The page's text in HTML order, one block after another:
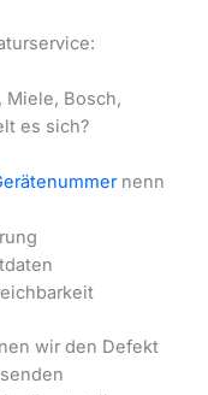
Miele, Bosch,
es sich?
nenn
wir den Defekt